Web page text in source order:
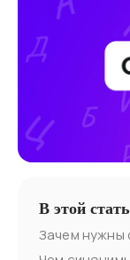
В этой
Зачем нужны